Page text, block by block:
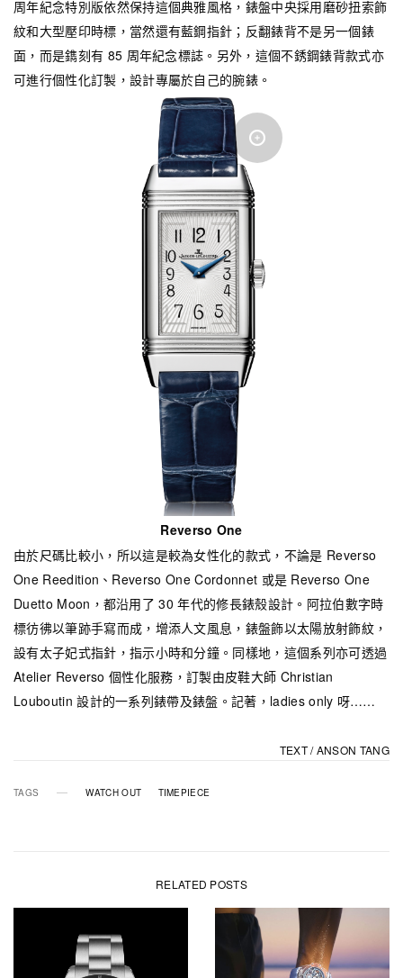
周年紀念特別版依然保持這個典雅風格，錶盤中央採用磨砂扭索飾
紋和大型壓印時標，當然還有藍鋼指針；反翻錶背不是另一個錶
面，而是鐫刻有 85 周年紀念標誌。另外，這個不銹鋼錶背款式亦
可進行個性化訂製，設計專屬於自己的腕錶。
Reverso One
由於尺碼比較小，所以這是較為女性化的款式，不論是 Reverso
One Reedition、Reverso One Cordonnet 或是 Reverso One
Duetto Moon，都沿用了 30 年代的修長錶殼設計。阿拉伯數字時
標彷彿以筆跡手寫而成，增添人文風息，錶盤飾以太陽放射飾紋，
設有太子妃式指針，指示小時和分鐘。同樣地，這個系列亦可透過
Atelier Reverso 個性化服務，訂製由皮鞋大師 Christian
Louboutin 設計的一系列錶帶及錶盤。記著，ladies only 呀……
TEXT / ANSON TANG
TAGS WATCH OUT TIMEPIECE
RELATED POSTS